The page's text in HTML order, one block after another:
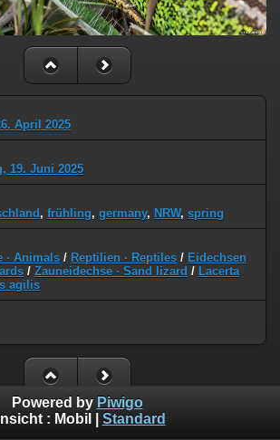
April 2025
19. Juni 2025
, frühling, germany, NRW, spring
· Animals / Reptilien · Reptiles / Eidechsen
/ Zauneidechse · Sand lizard / Lacerta
agilis
Powered by Piwigo
: Mobil Standard